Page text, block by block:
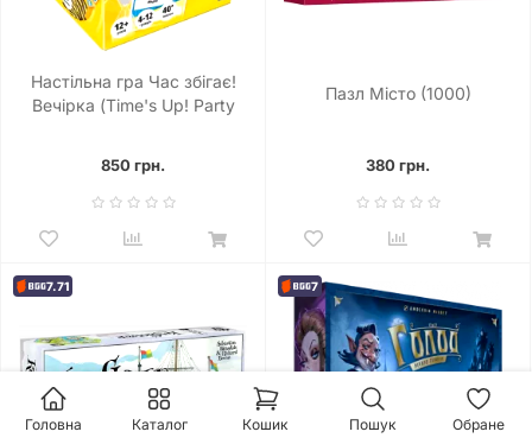
Настільна гра Час збігає!
Вечірка (Time's Up! Party
850 грн.
Пазл Місто (1000)
380 грн.
7.71 7
Головна Каталог Кошик Пошук Обране